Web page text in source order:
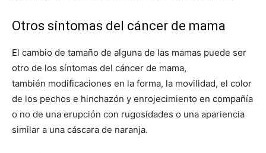
Otros síntomas del cáncer de mama
El cambio de tamaño de alguna de las mamas puede ser
otro de los síntomas del cáncer de mama,
también modificaciones en la forma, la movilidad, el color
de los pechos e hinchazón y enrojecimiento en compañía
o no de una erupción con rugosidades o una apariencia
similar a una cáscara de naranja.